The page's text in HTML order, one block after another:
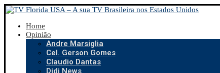
Home
Opinião
Andre Marsiglia
Cel. Gerson Gomes
Claudio Dantas
Didi News